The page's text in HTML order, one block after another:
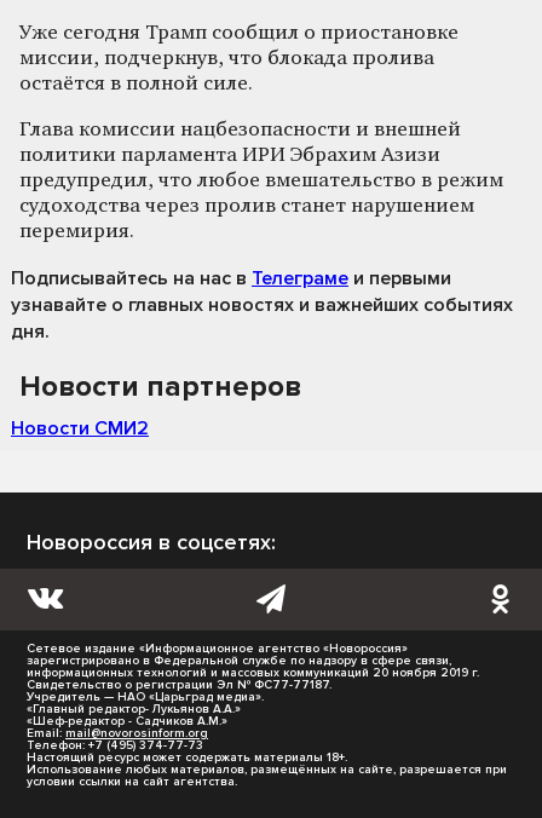
Уже сегодня Трамп сообщил о приостановке
миссии, подчеркнув, что блокада пролива
остаётся в полной силе.
Глава комиссии нацбезопасности и внешней
политики парламента ИРИ Эбрахим Азизи
предупредил, что любое вмешательство в режим
судоходства через пролив станет нарушением
перемирия.
Подписывайтесь на нас в Телеграме и первыми
узнавайте о главных новостях и важнейших событиях
дня.
Новости партнеров
Новости СМИ2
Новороссия в соцсетях:
Сетевое издание «Информационное агентство «Новороссия»
зарегистрировано в Федеральной службе по надзору в сфере связи,
информационных технологий и массовых коммуникаций 20 ноября 2019 г.
Свидетельство о регистрации Эл № ФС77-77187.
Учредитель — НАО «Царьград медиа».
«Главный редактор- Лукьянов А.А.»
«Шеф-редактор - Садчиков А.М.»
Email: mail@novorosinform.org
Телефон: +7 (495) 374-77-73
Настоящий ресурс может содержать материалы 18+.
Использование любых материалов, размещённых на сайте, разрешается при
условии ссылки на сайт агентства.